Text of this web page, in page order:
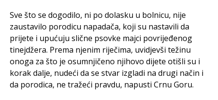
Sve što se dogodilo, ni po dolasku u bolnicu, nije
zaustavilo porodicu napadača, koji su nastavili da
prijete i upućuju slične psovke majci povrijeđenog
tinejdžera. Prema njenim riječima, uvidjevši težinu
onoga za što je osumnjičeno njihovo dijete otišli su i
korak dalje, nudeći da se stvar izgladi na drugi način i
da porodica, ne tražeći pravdu, napusti Crnu Goru.